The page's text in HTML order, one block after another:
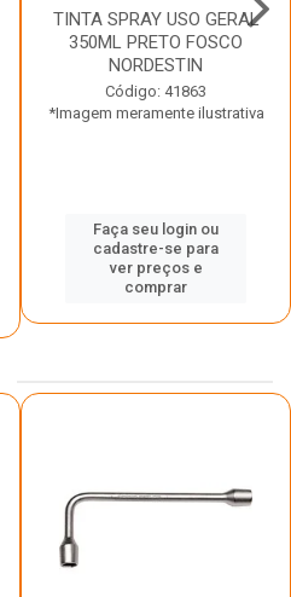
TINTA SPRAY USO GERAL
350ML PRETO FOSCO
NORDESTIN
Código: 41863
*Imagem meramente ilustrativa
Faça seu login ou
cadastre-se para
ver preços e
comprar